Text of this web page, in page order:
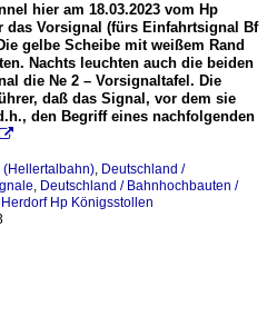
hier am 18.03.2023 vom Hp
das Vorsignal (fürs Einfahrtsignal Bf
gelbe Scheibe mit weißem Rand
Nachts leuchten auch die beiden
die Ne 2 – Vorsignaltafel. Die
daß das Signal, vor dem sie
den Begriff eines nachfolgenden

(Hellertalbahn), Deutschland /
, Deutschland / Bahnhochbauten /
Hp Königsstollen